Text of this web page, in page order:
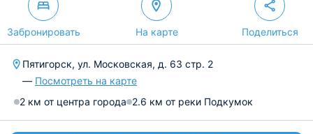
Забронировать На карте Поделиться
Пятигорск, ул. Московская, д. 63 стр. 2
— Посмотреть на карте
2 км от центра города 2.6 км от реки Подкумок